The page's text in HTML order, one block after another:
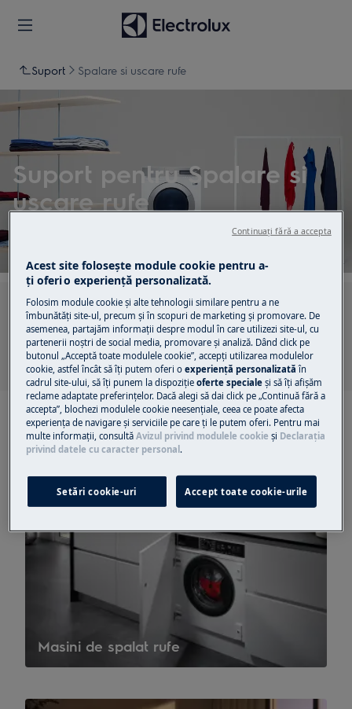
Suport Spalare si uscare rufe
Suport pentru Spalare si
uscare rufe
Caută printre articolele noastre de suport
Masini de spalat rufe
Acest site folosește module cookie pentru a-
ţi oferi o experienţă personalizată.
Folosim module cookie și alte tehnologii similare pentru a ne
îmbunătăţi site-ul, precum și în scopuri de marketing și promovare. De
asemenea, partajăm informaţii despre modul în care utilizezi site-ul, cu
partenerii noștri de social media, promovare și analiză. Dând click pe
butonul „Acceptă toate modulele cookie”, accepţi utilizarea modulelor
cookie, astfel încât să îţi putem oferi oexperienţă personalizată în
cadrul site-ului, să îţi punem la dispoziţieoferte speciale și să îţi afișăm
reclame adaptate preferinţelor. Dacă alegi să dai click pe „Continuă fără a
accepta”, blochezi modulele cookie neesenţiale, ceea ce poate afecta
experienţa de navigare și serviciile pe care ţi le putem oferi. Pentru mai
multe informaţii, consultăAvizul privind modulele cookie și Declaraţia
privind datele cu caracter personal .
Setări cookie-uri Accept toate cookie-urile
Continuați fără a accepta